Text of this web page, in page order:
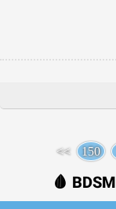
150
>>